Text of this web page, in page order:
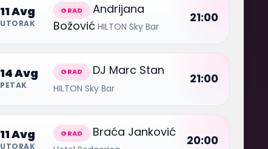
11 Avg
UTORAK
GRAD
Andrijana
Božović HILTON Sky Bar
21:00
14 Avg
PETAK
GRAD DJ Marc Stan
HILTON Sky Bar
21:00
11 Avg
UTORAK
GRAD Braća Janković
20:00